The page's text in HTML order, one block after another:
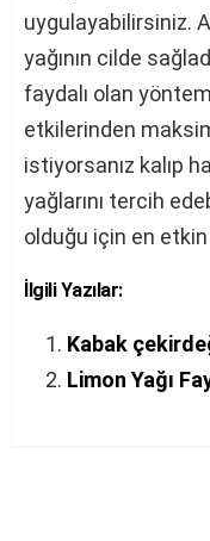
uygulayabilirsiniz.
yağının cilde
faydalı olan
etkilerinden
istiyorsanız kalıp
yağlarını tercih
olduğu için en etkin
İlgili Yazılar:
Kabak
Limon Yağı